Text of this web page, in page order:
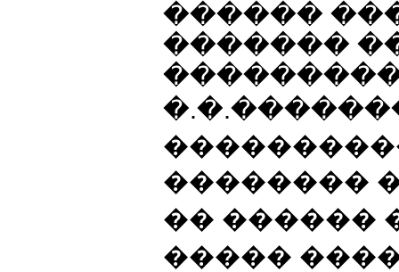
������
�������
��������
�� ������
�����